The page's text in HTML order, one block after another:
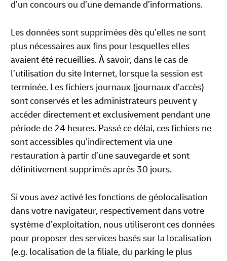
d’un concours ou d’une demande d’informations.
Les données sont supprimées dès qu’elles ne sont
plus nécessaires aux fins pour lesquelles elles
avaient été recueillies. À savoir, dans le cas de
l’utilisation du site Internet, lorsque la session est
terminée. Les fichiers journaux (journaux d’accès)
sont conservés et les administrateurs peuvent y
accéder directement et exclusivement pendant une
période de 24 heures. Passé ce délai, ces fichiers ne
sont accessibles qu’indirectement via une
restauration à partir d’une sauvegarde et sont
définitivement supprimés après 30 jours.
Si vous avez activé les fonctions de géolocalisation
dans votre navigateur, respectivement dans votre
système d’exploitation, nous utiliseront ces données
pour proposer des services basés sur la localisation
(e.g. localisation de la filiale, du parking le plus